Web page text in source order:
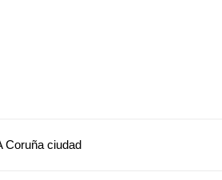
Coruña ciudad